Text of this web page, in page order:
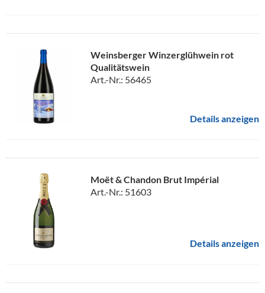
Weinsberger Winzerglühwein rot
Qualitätswein
Art.-Nr.: 56465
Details anzeigen
Moët & Chandon Brut Impérial
Art.-Nr.: 51603
Details anzeigen